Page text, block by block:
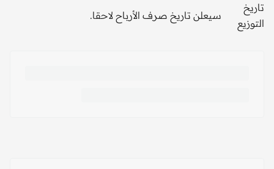
تاريخ
التوزيع
سيعلن تاريخ صرف الأرباح لاحقا.